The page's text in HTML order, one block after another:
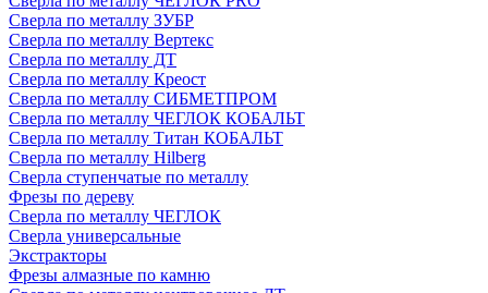
Сверла по металлу ЗУБР
Сверла по металлу Вертекс
Сверла по металлу ДТ
Сверла по металлу Креост
Сверла по металлу СИБМЕТПРОМ
Сверла по металлу ЧЕГЛОК КОБАЛЬТ
Сверла по металлу Титан КОБАЛЬТ
Сверла по металлу Hilberg
Сверла ступенчатые по металлу
Фрезы по дереву
Сверла по металлу ЧЕГЛОК
Сверла универсальные
Экстракторы
Фрезы алмазные по камню